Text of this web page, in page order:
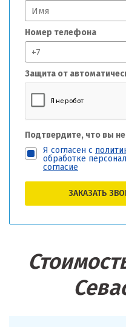
Номер телефона
Защита от
Подтвердите, что вы
Я согласен с
обработке
согласие
ЗАКАЗАТЬ